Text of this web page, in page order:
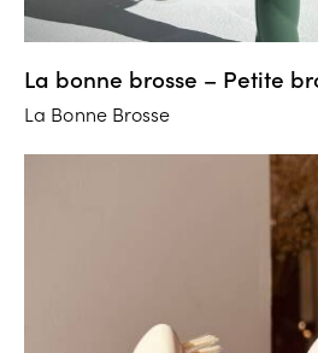
La bonne brosse – Petite
La Bonne Brosse